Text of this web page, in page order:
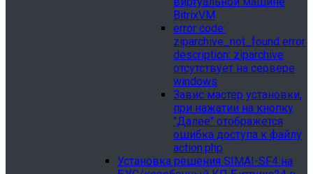
BitrixVM
error сode:
ziparchive_not_found error
description: ziparchive
отсутствует на сервере
windows
Завис мастер установки,
при нажатии на кнопку
"Далее" отображется
ошибка доступа к файлу
action.php
Установка решения SIMAI-SF4 на